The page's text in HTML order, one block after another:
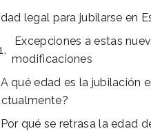
legal para jubilarse en
Excepciones a estas
modificaciones
qué edad es la jubilación
qué se retrasa la edad